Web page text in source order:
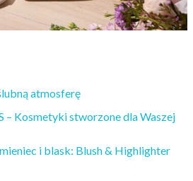
atmosferę
– Kosmetyki stworzone dla Waszej
i blask: Blush & Highlighter